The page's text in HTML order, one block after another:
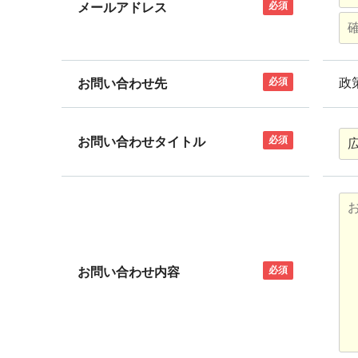
メールアドレス 必須
お問い合わせ先 必須 政
お問い合わせタイトル 必須
お問い合わせ内容 必須